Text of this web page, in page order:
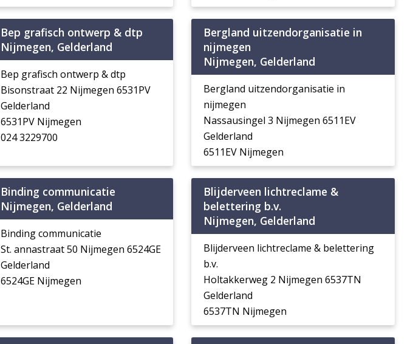
Bep grafisch ontwerp & dtp
Nijmegen, Gelderland
Bep grafisch ontwerp & dtp
Bisonstraat 22 Nijmegen 6531PV
Gelderland
6531PV Nijmegen
024 3229700
Bergland uitzendorganisatie in
nijmegen
Nijmegen, Gelderland
Bergland uitzendorganisatie in
nijmegen
Nassausingel 3 Nijmegen 6511EV
Gelderland
6511EV Nijmegen
Binding communicatie
Nijmegen, Gelderland
Binding communicatie
St. annastraat 50 Nijmegen 6524GE
Gelderland
6524GE Nijmegen
Blijderveen lichtreclame &
belettering b.v.
Nijmegen, Gelderland
Blijderveen lichtreclame & belettering
b.v.
Holtakkerweg 2 Nijmegen 6537TN
Gelderland
6537TN Nijmegen